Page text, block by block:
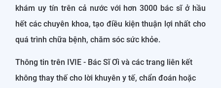
khám uy tín trên cả nước với hơn 3000 bác sĩ ở hầu
hết các chuyên khoa, tạo điều kiện thuận lợi nhất cho
quá trình chữa bệnh, chăm sóc sức khỏe.
Thông tin trên IVIE - Bác Sĩ Ơi và các trang liên kết
không thay thế cho lời khuyên y tế, chẩn đoán hoặc